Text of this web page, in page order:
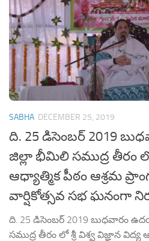
SABHA DECEMBER 25, 2019
ది. 25 డిసెంబర్ 2019
జిల్లా భీమిలి సముద్ర తీరం లో
ఆధ్యాత్మిక పీఠం ఆశ్రమ
వార్షికోత్సవ సభ ఘనంగా
ది. 25 డిసెంబర్ 2019 బుధవారం
సముద్ర తీరం లో శ్రీ విశ్వ విజ్ఞాన విద్య